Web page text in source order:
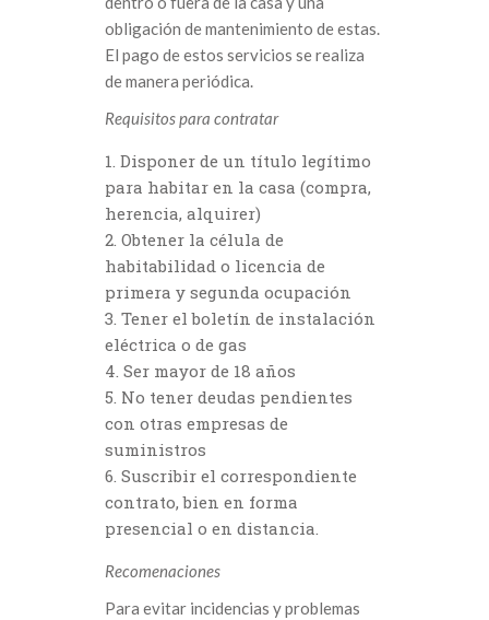
obligación de mantenimiento de estas.
El pago de estos servicios se realiza
de manera periódica.
Requisitos para contratar
Disponer de un título legítimo
para habitar en la casa (compra,
herencia, alquirer)
Obtener la célula de
habitabilidad o licencia de
primera y segunda ocupación
Tener el boletín de instalación
eléctrica o de gas
Ser mayor de 18 años
No tener deudas pendientes
con otras empresas de
suministros
Suscribir el correspondiente
contrato, bien en forma
presencial o en distancia.
Recomenaciones
Para evitar incidencias y problemas